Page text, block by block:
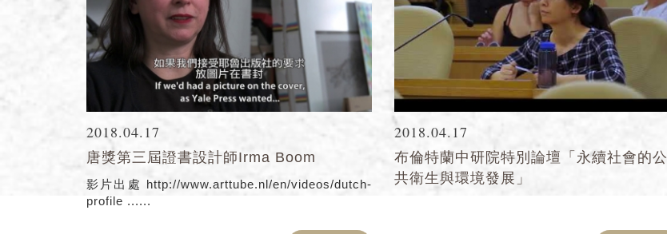
2018.04.17
唐獎第三屆證書設計師Irma Boom
影片出處 http://www.arttube.nl/en/videos/dutch-
profile ......
2018.04.17
布倫特蘭中研院特別論壇「永續社會的公
共衛生與環境發展」